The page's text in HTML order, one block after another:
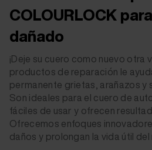
COLOURLOCK
dañado
¡Deje su cuero como nuevo otra
productos de reparación le
permanente grietas, arañazos y
Son ideales para el cuero de
fáciles de usar y ofrecen
Ofrecemos enfoques
daños y prolongan la vida útil